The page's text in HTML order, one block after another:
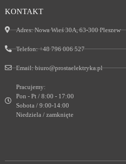
KONTAKT
Adres:Nowa Wieś 30A, 63-300 Pleszew
Telefon:+48 796 006 527
Email:biuro@prostaelektryka.pl
Pracujemy:
Pon - Pt / 8:00 - 17:00
Sobota / 9:00-14:00
Niedziela / zamknięte